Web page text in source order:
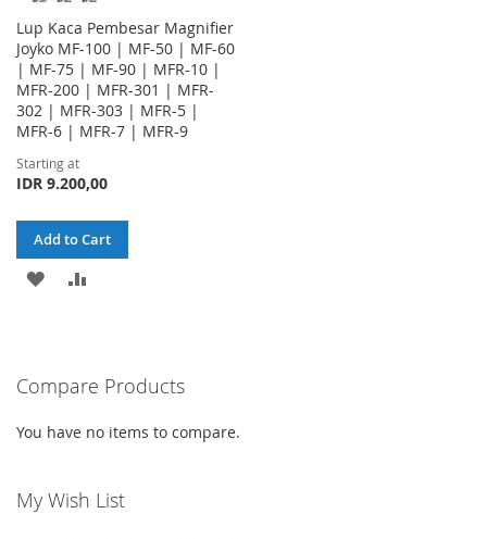
Lup Kaca Pembesar Magnifier
Joyko MF-100 | MF-50 | MF-60
| MF-75 | MF-90 | MFR-10 |
MFR-200 | MFR-301 | MFR-
302 | MFR-303 | MFR-5 |
MFR-6 | MFR-7 | MFR-9
Starting at
IDR 9.200,00
Add to Cart
ADD
LIST
Compare Products
You have no items to compare.
My Wish List